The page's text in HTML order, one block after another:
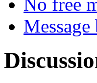
Message